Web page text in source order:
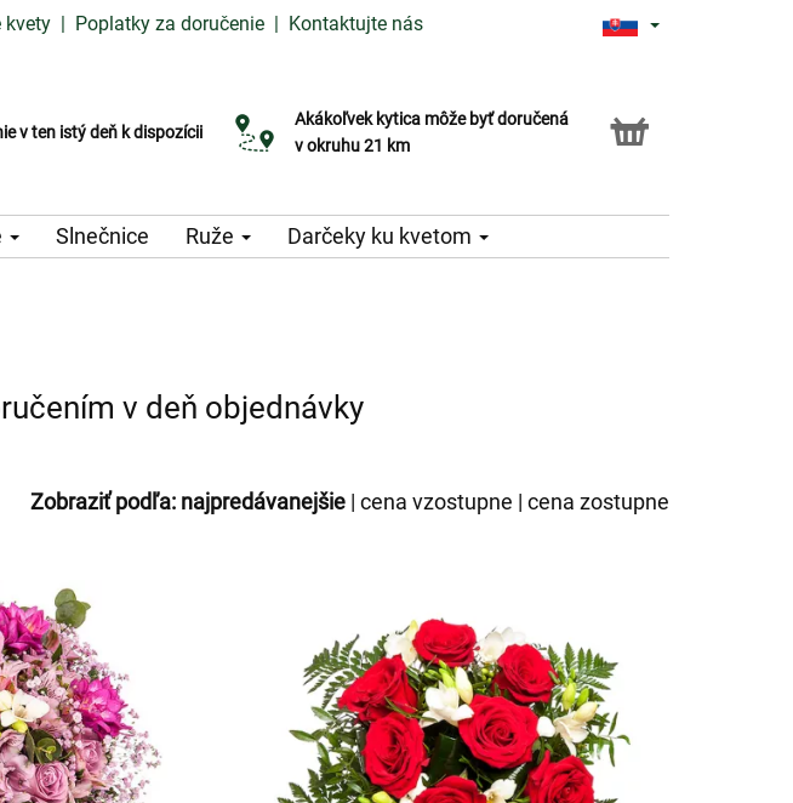
kvety | Poplatky za doručenie | Kontaktujte nás
v ten istý deň k dispozícii
za doručenie od 99 CZK
dátum doručenia
Akákoľvek kytica môže byť doručená
v okruhu 21 km
Služba Click & Collect
Slnečnice Ruže Darčeky ku kvetom
v deň objednávky
Zobraziť podľa: najpredávanejšie | cena vzostupne | cena zostupne